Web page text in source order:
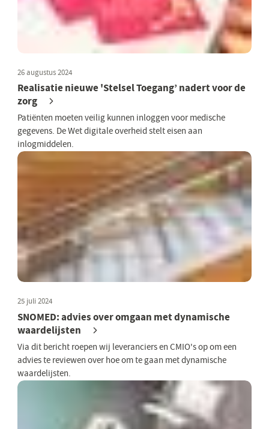
26 augustus 2024
Realisatie nieuwe 'Stelsel Toegang’ nadert voor de
zorg
Patiënten moeten veilig kunnen inloggen voor medische
gegevens. De Wet digitale overheid stelt eisen aan
inlogmiddelen.
25 juli 2024
SNOMED: advies over omgaan met dynamische
waardelijsten
Via dit bericht roepen wij leveranciers en CMIO's op om een
advies te reviewen over hoe om te gaan met dynamische
waardelijsten.